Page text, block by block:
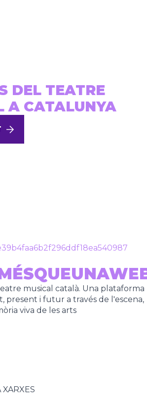
DEL TEATRE
A CATALUNYA
musical català. Una plataforma
present i futur a través de l'escena,
viva de les arts